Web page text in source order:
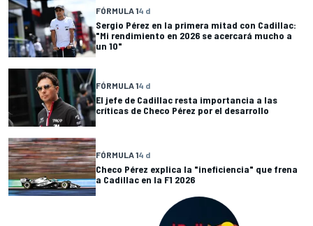
FÓRMULA 14 d
Sergio Pérez en la primera mitad con Cadillac:
"Mi rendimiento en 2026 se acercará mucho a
un 10"
FÓRMULA 14 d
El jefe de Cadillac resta importancia a las
críticas de Checo Pérez por el desarrollo
FÓRMULA 14 d
Checo Pérez explica la "ineficiencia" que frena
a Cadillac en la F1 2026